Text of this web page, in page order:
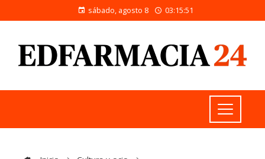
sábado, agosto 8 03:15:51